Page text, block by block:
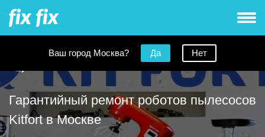
Ваш город Москва? Да Нет
Гарантийный ремонт роботов пылесосов
Kitfort в Москве